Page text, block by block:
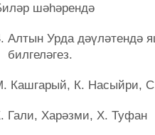
шәһәрендә
Алтын Урда дәүләтендә
билгеләгез.
Кашгарый, К. Насыйри,
Гали, Харәзми, Х. Туфан